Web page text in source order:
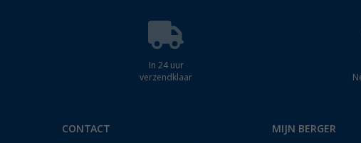
In 24 uur
verzendklaar
CONTACT MIJN BERGER